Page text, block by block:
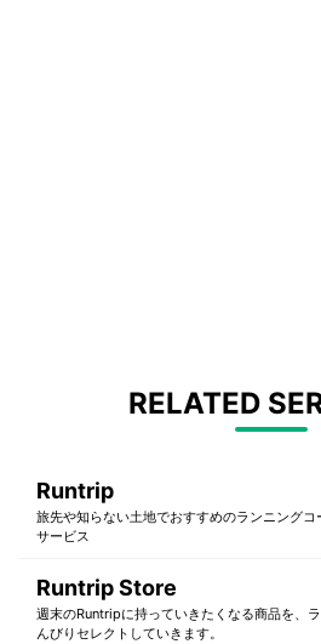
RELATED
Runtrip
旅先や知らない土地でおすすめのランニング
サービス
Runtrip Store
週末のRuntripに持っていきたくなる商品を、
んびりセレクトしていきます。